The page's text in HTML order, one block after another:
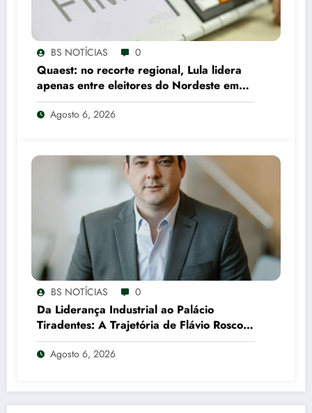
BS NOTÍCIAS 0
Quaest: no recorte regional, Lula lidera
apenas entre eleitores do Nordeste em
eventual 2º turno contra Flávio Bolsonaro
Agosto 6, 2026
BS NOTÍCIAS 0
Da Liderança Industrial ao Palácio
Tiradentes: A Trajetória de Flávio Roscoe
e o Xadrez do Vice no PL
Agosto 6, 2026